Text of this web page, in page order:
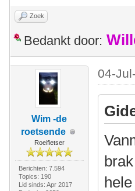
Zoek
Bedankt door:
Wim -de
roetsende
Roeifietser
Berichten: 7.594
Topics: 190
Lid sinds: Apr 2017
04-